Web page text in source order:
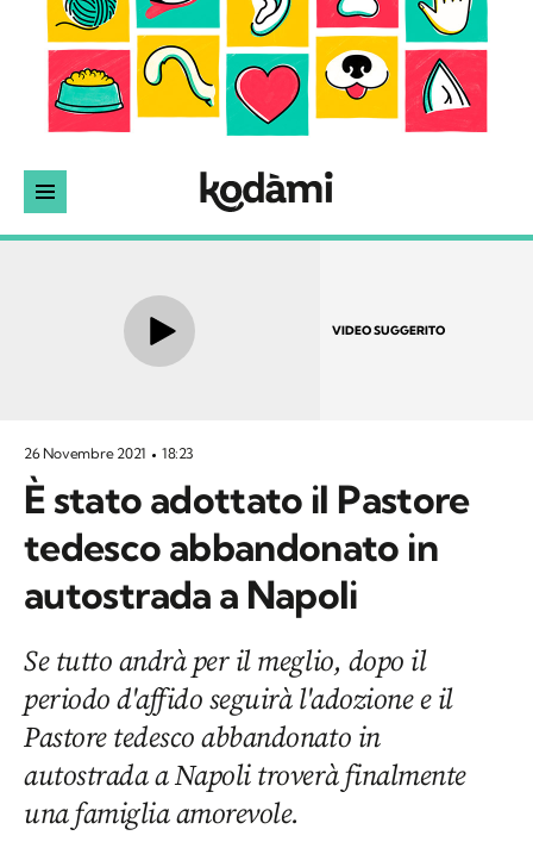
VIDEO SUGGERITO
26 Novembre 2021 18:23
È stato adottato il Pastore
tedesco abbandonato in
autostrada a Napoli
Se tutto andrà per il meglio, dopo il
periodo d'affido seguirà l'adozione e il
Pastore tedesco abbandonato in
autostrada a Napoli troverà finalmente
una famiglia amorevole.